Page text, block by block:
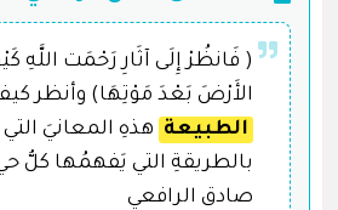
( فَانظُرْ إِلَى آثَارِ رَحْمَت اللَّهِ
الأَرْضَ بَعْدَ مَوْتِهَا) وأنظر
الطبيعة
هذهِ المعانيَ
بالطريقةِ التي يَفهمُها
صادق الرافعي